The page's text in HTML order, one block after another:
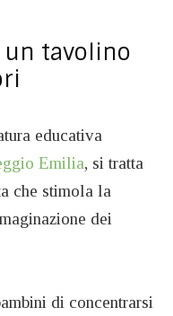
tavolino
educativa
Emilia, si tratta
che stimola la
dei
di concentrarsi